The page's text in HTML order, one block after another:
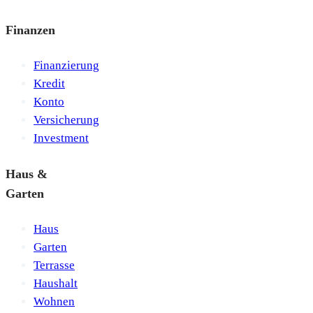
Finanzen
Finanzierung
Kredit
Konto
Versicherung
Investment
Haus &
Garten
Haus
Garten
Terrasse
Haushalt
Wohnen